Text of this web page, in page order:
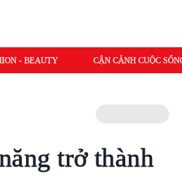
- BEAUTY CẬN CẢNH CUỘC
trở thành